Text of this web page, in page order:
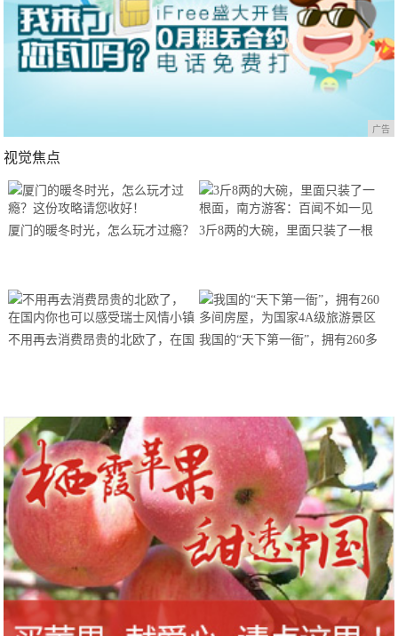
广告
视觉焦点
厦门的暖冬时光，怎么玩才过瘾？
3斤8两的大碗，里面只装了一根
不用再去消费昂贵的北欧了，在国 我国的“天下第一衙”，拥有260多